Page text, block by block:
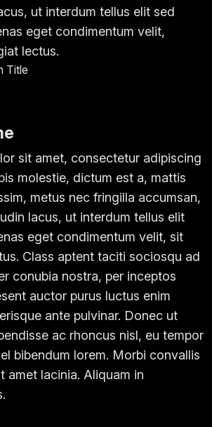
ut interdum tellus elit sed
eget condimentum velit,
lectus.
Title
sit amet, consectetur adipiscing
molestie, dictum est a, mattis
metus nec fringilla accumsan,
lacus, ut interdum tellus elit
eget condimentum velit, sit
Class aptent taciti sociosqu ad
conubia nostra, per inceptos
auctor purus luctus enim
ante pulvinar. Donec ut
ac rhoncus nisl, eu tempor
bibendum lorem. Morbi convallis
amet lacinia. Aliquam in